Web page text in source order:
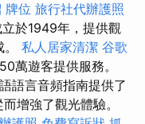
牌位 旅行社代辦護照
於1949年，提供觀
私人居家清潔 谷歌
萬遊客提供服務。
語言音頻指南提供了
增強了觀光體驗。